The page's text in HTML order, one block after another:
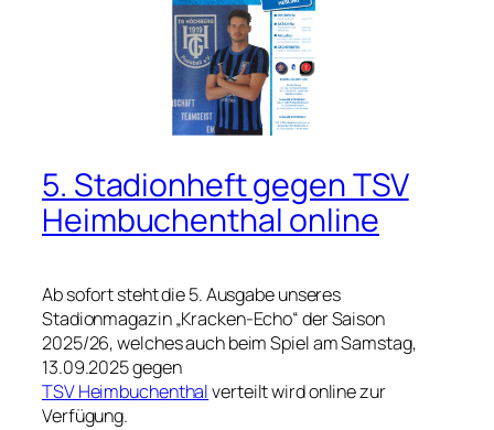
5. Stadionheft gegen TSV
Heimbuchenthal online
Ab sofort steht die 5. Ausgabe unseres
Stadionmagazin „Kracken-Echo“ der Saison
2025/26, welches auch beim Spiel am Samstag,
13.09.2025 gegen
TSV Heimbuchenthalverteilt wird online zur
Verfügung.